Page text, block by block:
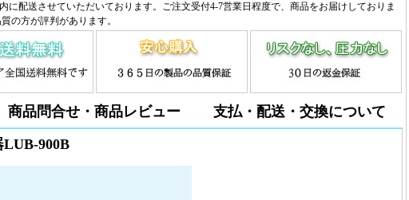
に配送させていただいております。ご注文受付4-7営業日程度で、商品をお届けしておりま
の方が評判があります。
商品問合せ・商品レビュー 支払・配送・交換について
900B